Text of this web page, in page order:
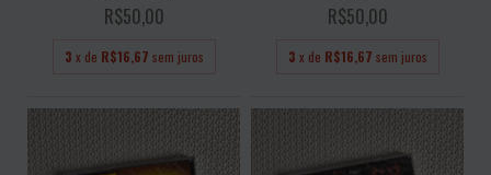
R$50,00
3 x de R$16,67 sem juros
R$50,00
3 x de R$16,67 sem juros